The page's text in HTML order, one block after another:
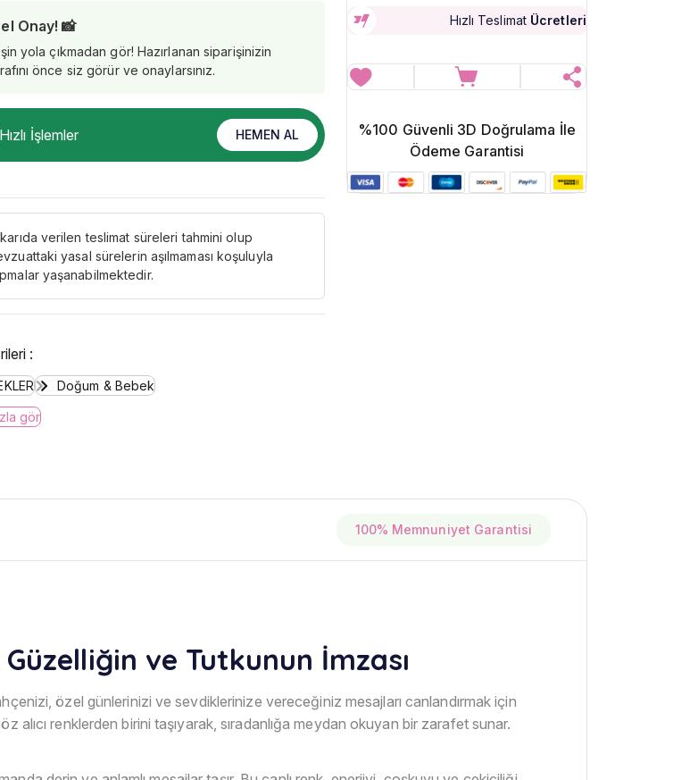
Onay! 📸
yola çıkmadan gör! Hazırlanan siparişinizin
önce siz görür ve onaylarsınız.
Hızlı İşlemler HEMEN AL
verilen teslimat süreleri tahmini olup
yasal sürelerin aşılmaması koşuluyla
yaşanabilmektedir.
:
Doğum & Bebek
gör
Hızlı Teslimat Ücretleri
%100 Güvenli 3D Doğrulama İle
Ödeme Garantisi
100% Memnuniyet Garantisi
ve Tutkunun İmzası
özel günlerinizi ve sevdiklerinize vereceğiniz mesajları canlandırmak için
renklerden birini taşıyarak, sıradanlığa meydan okuyan bir zarafet sunar.